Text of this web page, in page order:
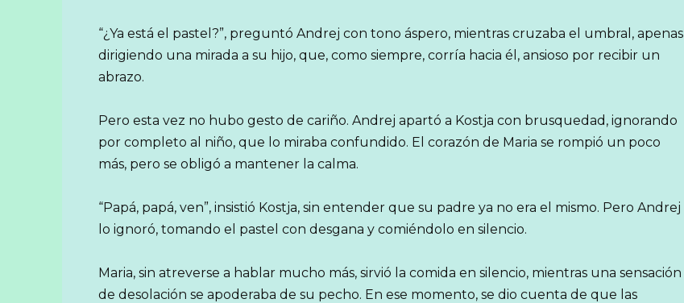
“¿Ya está el pastel?”, preguntó Andrej con tono áspero, mientras cruzaba el umbral, apenas
dirigiendo una mirada a su hijo, que, como siempre, corría hacia él, ansioso por recibir un
abrazo.
Pero esta vez no hubo gesto de cariño. Andrej apartó a Kostja con brusquedad, ignorando
por completo al niño, que lo miraba confundido. El corazón de Maria se rompió un poco
más, pero se obligó a mantener la calma.
“Papá, papá, ven”, insistió Kostja, sin entender que su padre ya no era el mismo. Pero Andrej
lo ignoró, tomando el pastel con desgana y comiéndolo en silencio.
Maria, sin atreverse a hablar mucho más, sirvió la comida en silencio, mientras una sensación
de desolación se apoderaba de su pecho. En ese momento, se dio cuenta de que las